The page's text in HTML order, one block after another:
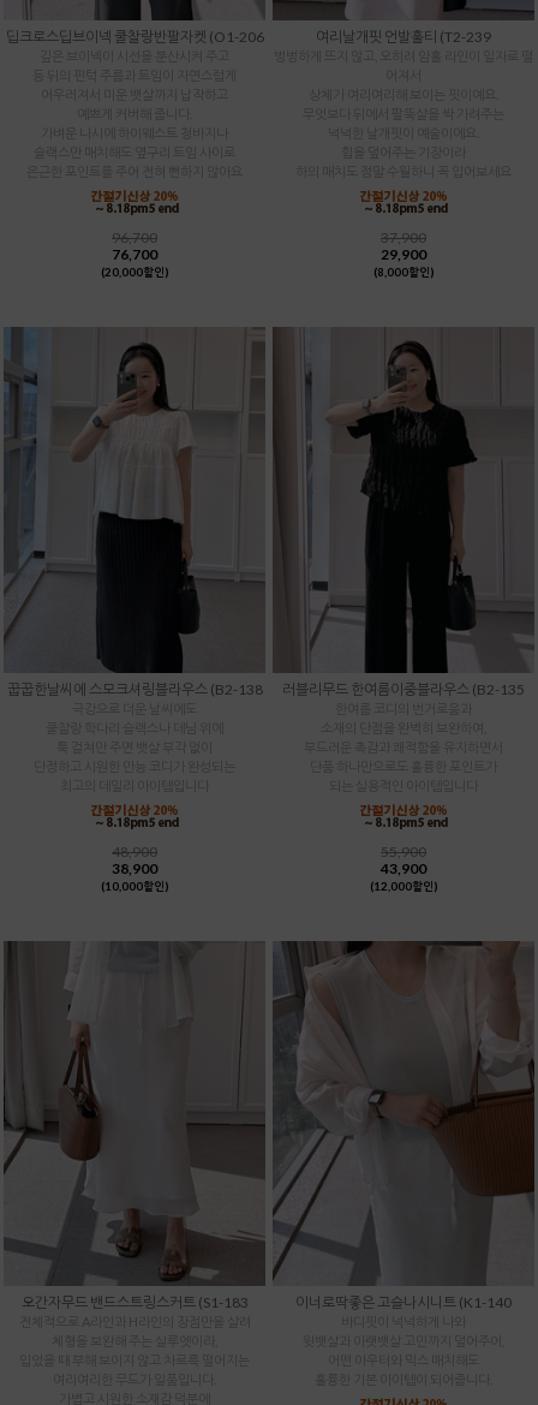
딥크로스딥브이넥 쿨찰랑반팔자켓 (O1-206
깊은 브이넥이 시선을 분산시켜 주고
어우러져서 미운 뱃살까지 납작하고
은근한 포인트를 주어 전혀 뻔하지 않아요
96,700
76,700
(20,000할인)
여리날개핏 언발훌티 (T2-239
상체가 여리여리해 보이는 핏이예요.
무엇보다 뒤에서 팔뚝살을 싹 가려주는
하의 매치도 정말 수월하니 꼭 입어보세요
37,900
29,900
(8,000할인)
꿉꿉한날씨에 스모크셔링블라우스 (B2-138
툭 걸쳐만 주면 뱃살 부각 없이
48,900
38,900
(10,000할인)
러블리무드 한여름이중블라우스 (B2-135
한여름 코디의 번거로움과
소재의 단점을 완벽히 보완하여,
55,900
43,900
(12,000할인)
오간자무드 밴드스트링스커트 (S1-183
전체적으로 A라인과 H라인의 장점만을 살려
체형을 보완해 주는 실루엣이라,
여리여리한 무드가 일품입니다.
이너로딱좋은 고슬나시니트 (K1-140
윗뱃살과 아랫뱃살 고민까지 덜어주어,